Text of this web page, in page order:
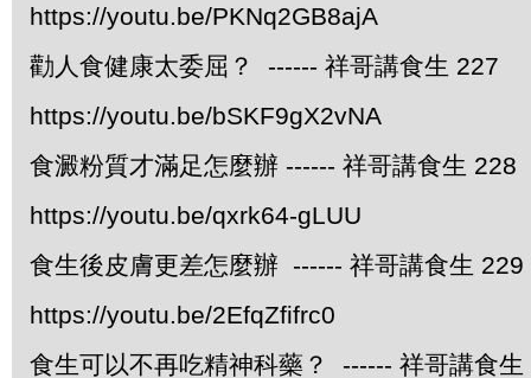
https://youtu.be/PKNq2GB8ajA
勸人食健康太委屈？ ------ 祥哥講食生 227
https://youtu.be/bSKF9gX2vNA
食澱粉質才滿足怎麼辦 ------ 祥哥講食生 228
https://youtu.be/qxrk64-gLUU
食生後皮膚更差怎麼辦 ------ 祥哥講食生 229
https://youtu.be/2EfqZfifrc0
食生可以不再吃精神科藥？ ------ 祥哥講食生